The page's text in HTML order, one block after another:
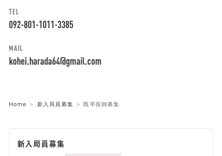
TEL
092-801-1011-3385
MAIL
kohei.harada64@gmail.com
Home 新入局員募集 既卒医師募集
新入局員募集